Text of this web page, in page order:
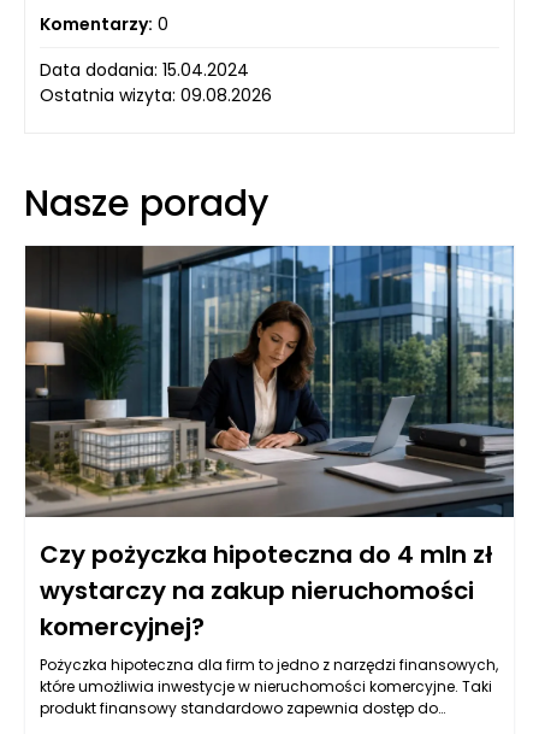
Komentarzy: 0
Data dodania: 15.04.2024
Ostatnia wizyta: 09.08.2026
Nasze porady
Czy pożyczka hipoteczna do 4 mln zł
wystarczy na zakup nieruchomości
komercyjnej?
Pożyczka hipoteczna dla firm to jedno z narzędzi finansowych,
które umożliwia inwestycje w nieruchomości komercyjne. Taki
produkt finansowy standardowo zapewnia dostęp do